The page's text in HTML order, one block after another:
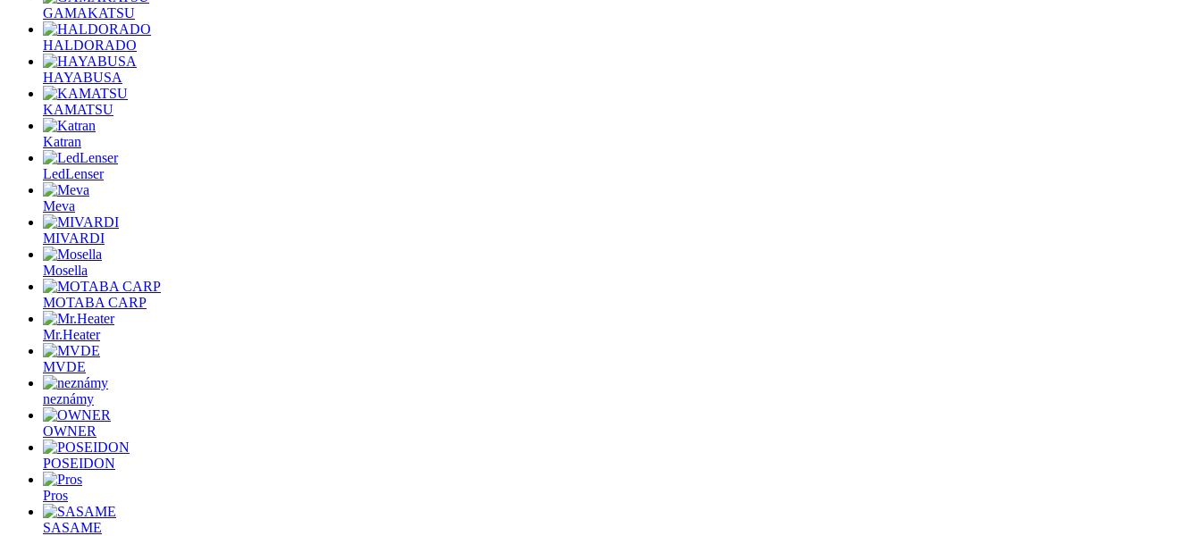
GAMAKATSU
HALDORADO
HAYABUSA
KAMATSU
Katran
LedLenser
Meva
MIVARDI
Mosella
MOTABA CARP
Mr.Heater
MVDE
neznámy
OWNER
POSEIDON
Pros
SASAME